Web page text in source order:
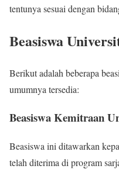
tentunya sesuai dengan
Beasiswa
Berikut adalah beberapa
umumnya tersedia:
Beasiswa Kemitraan
Beasiswa ini ditawarkan
telah diterima di program